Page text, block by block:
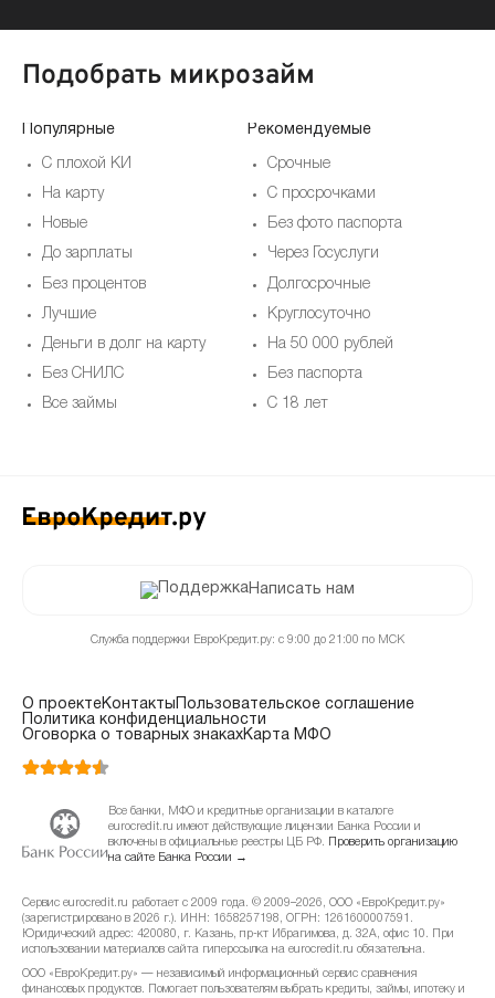
Подобрать микрозайм
Популярные
С плохой КИ
На карту
Новые
До зарплаты
Без процентов
Лучшие
Деньги в долг на карту
Без СНИЛС
Все займы
Рекомендуемые
Срочные
С просрочками
Без фото паспорта
Через Госуслуги
Долгосрочные
Круглосуточно
На 50 000 рублей
Без паспорта
С 18 лет
Написать нам
Служба поддержки ЕвроКредит.ру: с 9:00 до 21:00 по МСК
О проектеКонтакты
Пользовательское соглашение
Политика конфиденциальности
Оговорка о товарных знакахКарта МФО
Все банки, МФО и кредитные организации в каталоге
eurocredit.ru имеют действующие лицензии Банка России и
включены в официальные реестры ЦБ РФ.
Проверить организацию
на сайте Банка России →
Сервис eurocredit.ru работает с 2009 года. © 2009–2026, ООО «ЕвроКредит.ру»
(зарегистрировано в 2026 г.). ИНН: 1658257198, ОГРН: 1261600007591.
Юридический адрес: 420080, г. Казань, пр-кт Ибрагимова, д. 32А, офис 10. При
использовании материалов сайта гиперссылка на eurocredit.ru обязательна.
ООО «ЕвроКредит.ру» — независимый информационный сервис сравнения
финансовых продуктов. Помогает пользователям выбрать кредиты, займы, ипотеку и